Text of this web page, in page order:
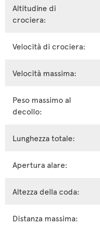
Altitudine di
crociera:
Velocità di crociera:
Velocità massima:
Peso massimo al
decollo:
Lunghezza totale:
Apertura alare:
Altezza della coda:
Distanza massima: